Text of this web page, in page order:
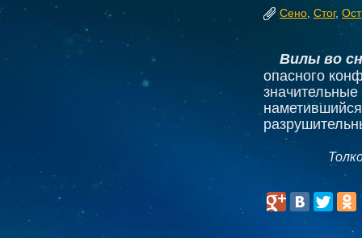
Сено Стог,
Вилы во
опасного